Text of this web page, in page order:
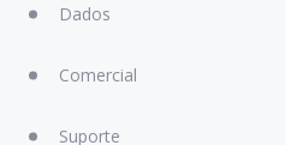
Dados
Comercial
Suporte